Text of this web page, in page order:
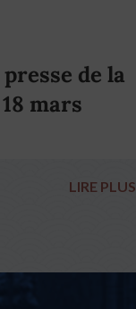
de la
mars
LIRE PLUS